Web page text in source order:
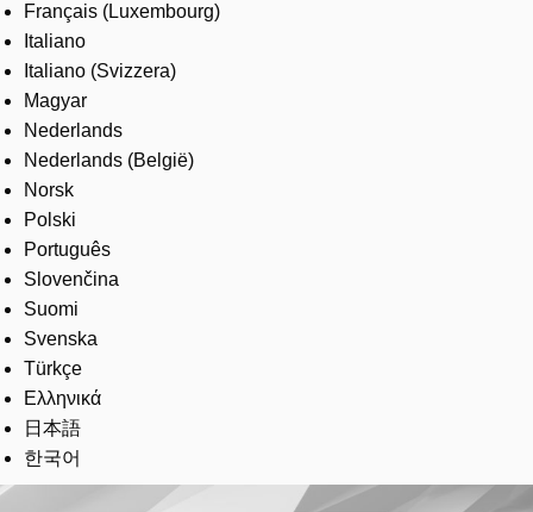
Français (Luxembourg)
Italiano
Italiano (Svizzera)
Magyar
Nederlands
Nederlands (België)
Norsk
Polski
Português
Slovenčina
Suomi
Svenska
Türkçe
Ελληνικά
日本語
한국어